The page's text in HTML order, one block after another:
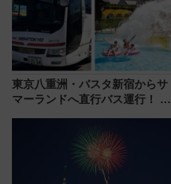
東京八重洲・バスタ新宿からサ
マーランドへ直行バス運行！ お
推し活を楽しもう！（2026年